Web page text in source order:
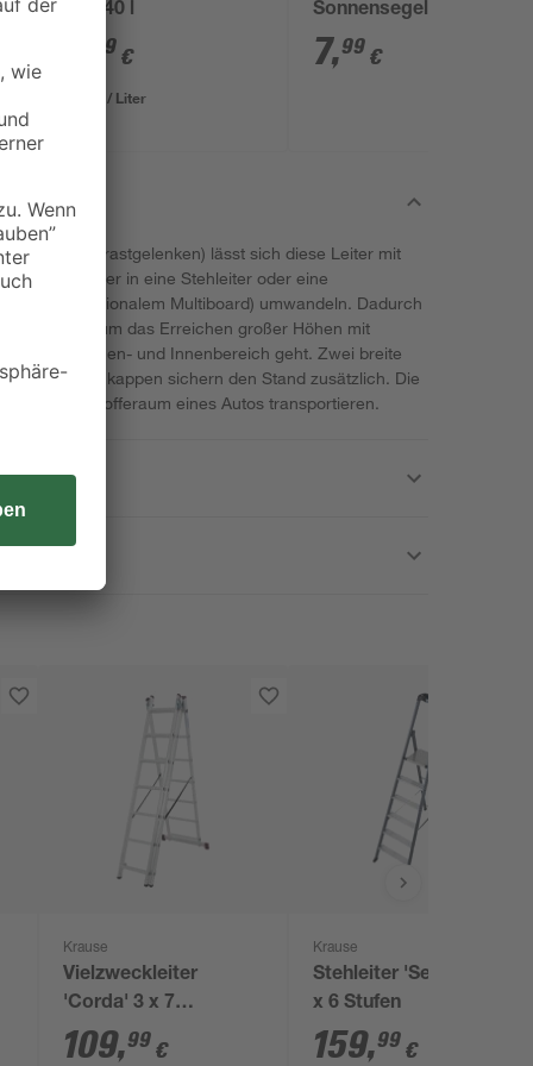
mm 40 l
99 €
0,10 € / Liter
Sonnensegel 150-218
mm
7,99 €
(Einrastgelenken) lässt sich diese Leiter mit
Anlegeleiter in eine Stehleiter oder eine
mit optionalem Multiboard) umwandeln. Dadurch
wenn es um das Erreichen großer Höhen mit
im Außen- und Innenbereich geht. Zwei breite
Fußkappen sichern den Stand zusätzlich. Die
gut im Kofferaum eines Autos transportieren.
Krause
Vielzweckleiter
'Corda' 3 x 7
Sprossen
109,99 €
Krause
Stehleiter 'SePro S' 1
x 6 Stufen
159,99 €